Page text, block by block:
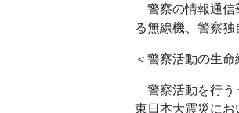
警察の情報通信
る無線機、警察
＜警察活動の生命
警察活動を行う
東日本大震災に